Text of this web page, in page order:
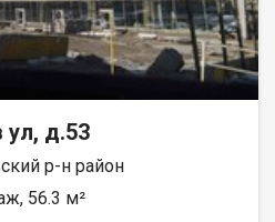
ул, д.53
р-н район
56.3 м²